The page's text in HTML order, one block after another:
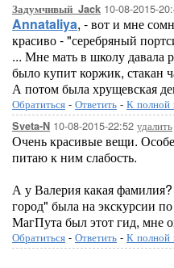
Задумчивый_Jack 10-08-2015-
Annataliya, - вот и мне
красиво - "серебряный
... Мне мать в школу давала
было купит коржик, стакан
А потом была хрущевская
Обратиться - Ответить - К полной
Sveta-N 10-08-2015-22:52 удалить
Очень красивые вещи.
питаю к ним слабость.
А у Валерия какая
город" была на экскурсии
МагПута был этот гид, мне
Обратиться - Ответить - К полной